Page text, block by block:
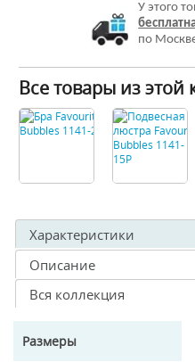
У этого
по
Все товары из этой
Характеристики
Описание
Вся коллекция
Размеры